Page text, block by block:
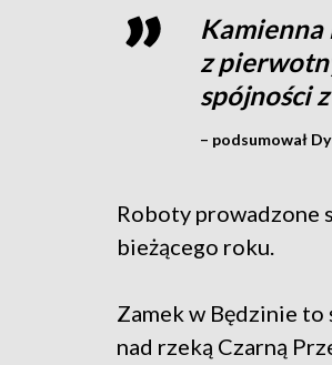
z
spójności
– podsumował
Roboty prowadzone
bieżącego roku.
Zamek w Będzinie
nad rzeką Czarną